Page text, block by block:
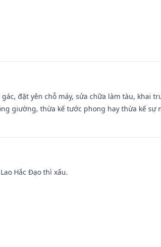
đặt yên chỗ máy, sửa chữa làm tàu, khai
giường, thừa kế tước phong hay thừa kế
Hắc Đạo thì xấu.